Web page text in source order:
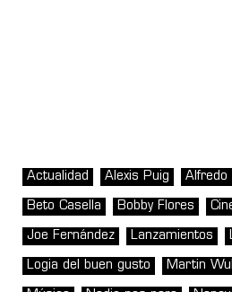
Actualidad Alexis Puig Alfredo
Beto Casella Bobby Flores
Joe Fernández Lanzamientos
Logia del buen gusto Martin